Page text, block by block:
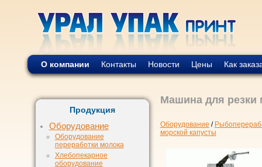
О компании Контакты Новости Цены Как
Продукция
Оборудование
Оборудование
переработки молока
Хлебопекарное
оборудование
Машина для резки
Оборудование /
морской капусты